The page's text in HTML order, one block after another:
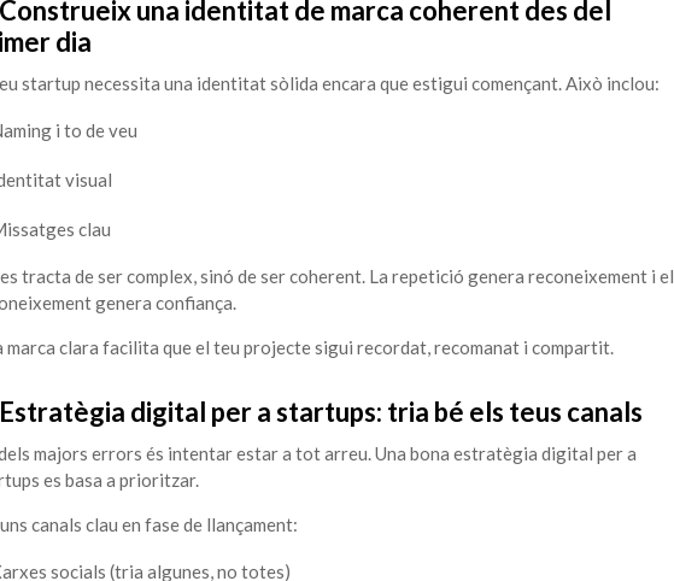
una identitat de marca coherent des del
dia
startup necessita una identitat sòlida encara que estigui començant. Això inclou:
i to de veu
visual
clau
tracta de ser complex, sinó de ser coherent. La repetició genera reconeixement i el
genera confiança.
marca clara facilita que el teu projecte sigui recordat, recomanat i compartit.
digital per a startups: tria bé els teus canals
majors errors és intentar estar a tot arreu. Una bona estratègia digital per a
es basa a prioritzar.
canals clau en fase de llançament:
socials (tria algunes, no totes)